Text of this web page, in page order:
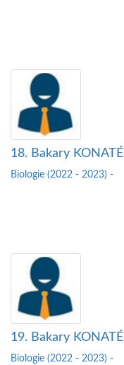
18. Bakary KONATÉ
Biologie (2022 - 2023) -
19. Bakary KONATÉ
Biologie (2022 - 2023) -